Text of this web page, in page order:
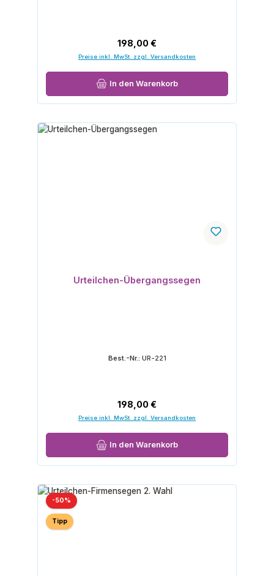
Regulärer Preis:
198,00 €
Preise inkl. MwSt. zzgl. Versandkosten
In den Warenkorb
Urteilchen-Übergangssegen
Best.-Nr.: UR-221
Regulärer Preis:
198,00 €
Preise inkl. MwSt. zzgl. Versandkosten
In den Warenkorb
-50%Rabatt
Tipp